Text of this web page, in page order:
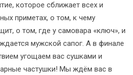
которое сближает всех и
приметах, о том, к чему
о том, где у самовара «ключ», и
мужской сапог. А в финале
угощаем вас сушками и
частушки! Мы ждём вас в